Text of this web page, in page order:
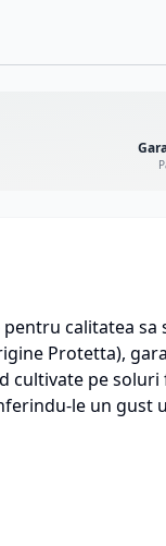
calitatea
Protetta),
cultivate pe
le un gust